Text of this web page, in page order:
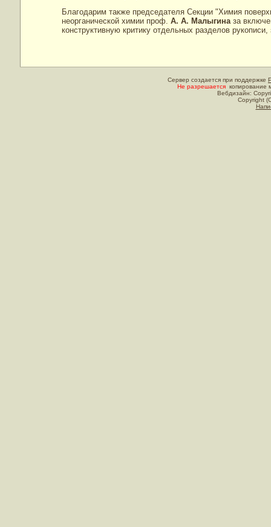
Благодарим также председателя Секции "Химия
неорганической химии проф. А. А. Малыгина за
конструктивную критику отдельных разделов
Сервер создается при поддержке
Не разрешается копирование
Вебдизайн:
Copyright